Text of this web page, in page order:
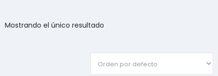
Mostrando el único resultado